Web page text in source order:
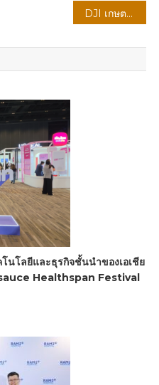
DJI เกษตร เปิดตัวโดรน Agras T55 และ T100 ระบบแบตเตอรี่คู่ ในประเทศไทย ณ งาน AGRITECHNICA Asia 2026
โลยีและธุรกิจชั้นนำของเอเชีย
Healthspan Festival